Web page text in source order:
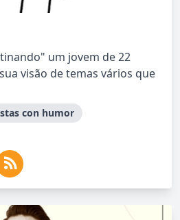
um jovem de 22
visão de temas vários que
con humor